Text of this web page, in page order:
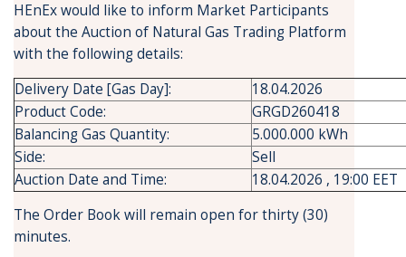
HEnEx would like to inform Market Participants
about the Auction of Natural Gas Trading Platform
with the following details:
Delivery Date [Gas Day]:
18.04.2026
Product Code:
GRGD260418
Balancing Gas Quantity:
5.000.000 kWh
Side:
Sell
Auction Date and Time:
18.04.2026 , 19:00 EET
The Order Book will remain open for thirty (30)
minutes.